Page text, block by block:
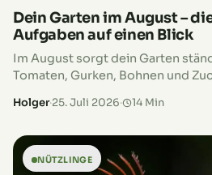
Dein Garten im August –
Aufgaben auf einen Blick
Im August sorgt dein Garten
Tomaten, Gurken, Bohnen und
weiter: Zwetschgen und…
Holger·25. Juli 2026· 14 Min
NÜTZLINGE